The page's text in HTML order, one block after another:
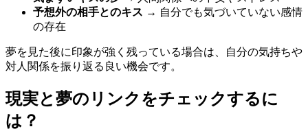
予想外の相手とのキス → 自分でも気づいていない感情
の存在
夢を見た後に印象が強く残っている場合は、自分の気持ちや
対人関係を振り返る良い機会です。
現実と夢のリンクをチェックするに
は？